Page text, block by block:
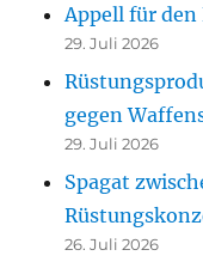
Appell für
29. Juli 2026
gegen
29. Juli 2026
Spagat
26. Juli 2026